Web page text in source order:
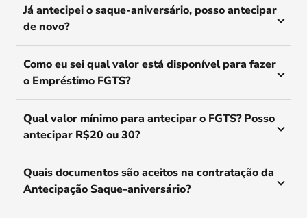
Já antecipei o saque-aniversário, posso antecipar
de novo?
Como eu sei qual valor está disponível para fazer
o Empréstimo FGTS?
Qual valor mínimo para antecipar o FGTS? Posso
antecipar R$20 ou 30?
Quais documentos são aceitos na contratação da
Antecipação Saque-aniversário?